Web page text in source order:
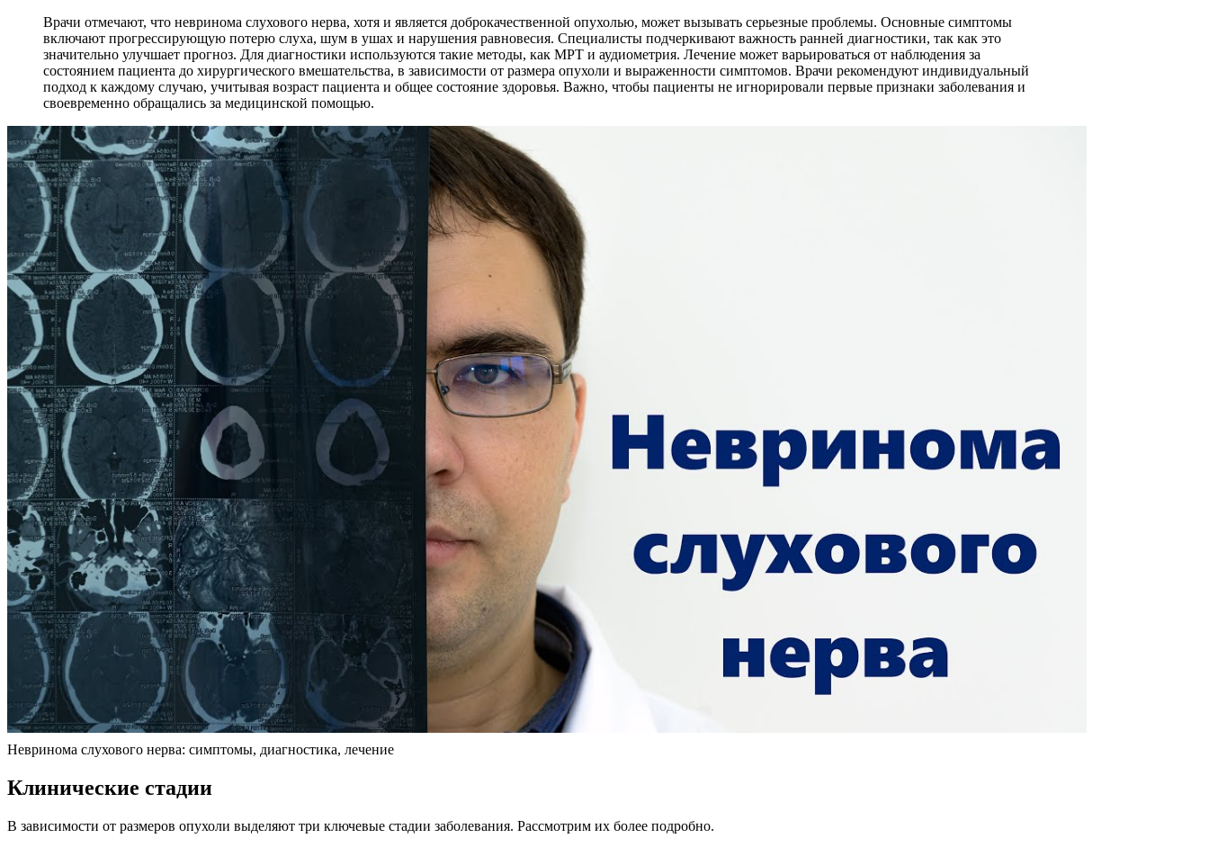
Врачи отмечают, что невринома слухового нерва, хотя и является доброкачественной опухолью, может вызывать серьезные проблемы. Основные симптомы
включают прогрессирующую потерю слуха, шум в ушах и нарушения равновесия. Специалисты подчеркивают важность ранней диагностики, так как это
значительно улучшает прогноз. Для диагностики используются такие методы, как МРТ и аудиометрия. Лечение может варьироваться от наблюдения за
состоянием пациента до хирургического вмешательства, в зависимости от размера опухоли и выраженности симптомов. Врачи рекомендуют индивидуальный
подход к каждому случаю, учитывая возраст пациента и общее состояние здоровья. Важно, чтобы пациенты не игнорировали первые признаки заболевания и
своевременно обращались за медицинской помощью.
Невринома слухового нерва: симптомы, диагностика, лечение
Клинические стадии
В зависимости от размеров опухоли выделяют три ключевые стадии заболевания. Рассмотрим их более подробно.